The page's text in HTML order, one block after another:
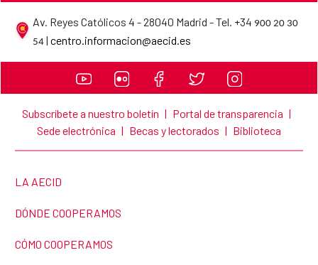
Av. Reyes Católicos 4 - 28040 Madrid - Tel. +34 900 20 30
54 | centro.informacion@aecid.esAECID contact details
Subscríbete a nuestro boletín | Portal de transparencia |
Sede electrónica | Becas y lectorados | Biblioteca
LINK TO THE WEBSITE:
LA AECID
LINK TO THE WEBSITE:
DÓNDE COOPERAMOS
LINK TO THE WEBSITE:
CÓMO COOPERAMOS